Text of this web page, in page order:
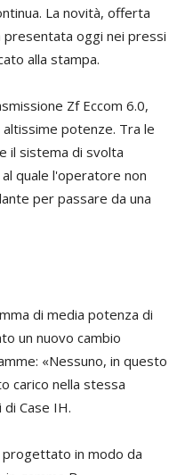
La novità, offerta
oggi nei pressi
alla stampa.
Zf Eccom 6.0,
potenze. Tra le
il sistema di svolta
quale l'operatore non
per passare da una
di media potenza di
un nuovo cambio
«Nessuno, in questo
carico nella stessa
Case IH.
progettato in modo da